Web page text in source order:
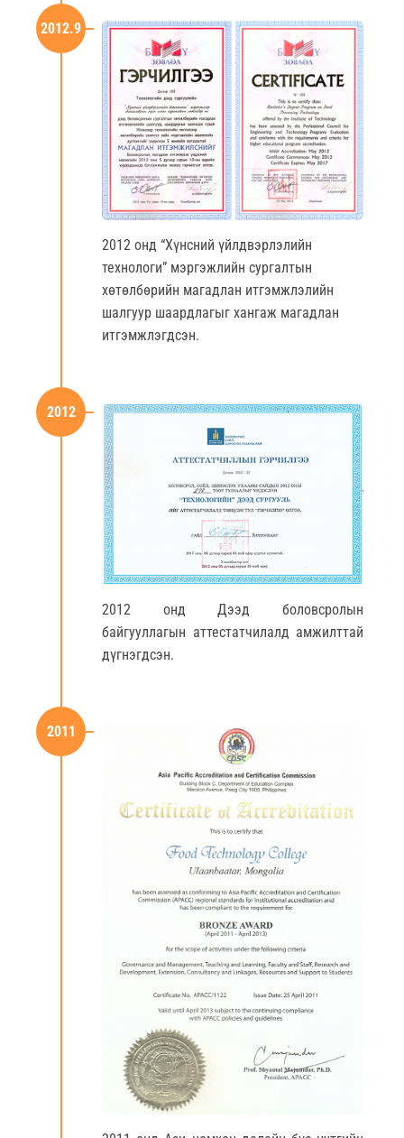
2012.9
2012 онд “Хүнсний үйлдвэрлэлийн
технологи” мэргэжлийн сургалтын
хөтөлбөрийн магадлан итгэмжлэлийн
шалгуур шаардлагыг хангаж магадлан
итгэмжлэгдсэн.
2012
2012 онд Дээд боловсролын
байгууллагын аттестатчилалд амжилттай
дүгнэгдсэн.
2011